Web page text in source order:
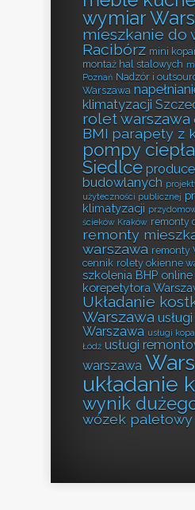
wymiar
mieszkanie do
Racibórz mini
montaż hal stalowych
Poznań Nadzór i
Warszawa
klimatyzacji
rolet warszawa
BMI parapety z
pompy
Siedlce
budowlanych
użyteczności publicznej
klimatyzacji
ścieków Kraków remonty
remonty
warszawa remonty
cennik rolety okienne
szkolenia BHP online
korepetytora
Układanie
Warszawa
Warszawa usługi
Łódź usługi
warszawa
układanie
wynik
wózek paletowy